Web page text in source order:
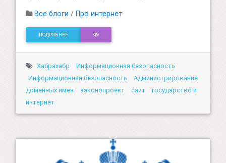
Все блоги / Про интернет
ПОДРОБНЕЕ
Хабрахабр
Информационная безопасность
Информационная безопасность
Администрирование
доменных имен
законопроект сайт
государство и
интернет